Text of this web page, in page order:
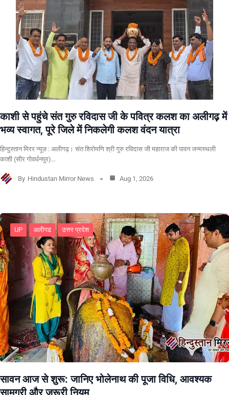
काशी से पहुंचे संत गुरु रविदास जी के पवित्र कलश का अलीगढ़ में
भव्य स्वागत, पूरे जिले में निकलेगी कलश वंदन यात्रा
हिन्दुस्तान मिरर न्यूज़ : अलीगढ़। संत शिरोमणि श्री गुरु रविदास जी महाराज की पावन जन्मस्थली
काशी (सीर गोवर्धनपुर)…
By Hindustan Mirror News Aug 1, 2026
UP अलीगढ उत्तर प्रदेश
सावन आज से शुरू: जानिए भोलेनाथ की पूजा विधि, आवश्यक
सामग्री और जरूरी नियम